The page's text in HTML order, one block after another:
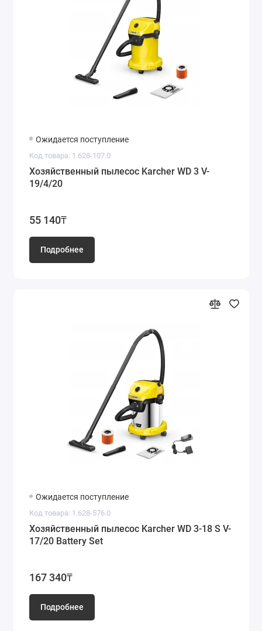
Ожидается поступление
Код товара: 1.628-107.0
Хозяйственный пылесос Karcher WD 3 V-
19/4/20
55 140₸
Подробнее
Ожидается поступление
Код товара: 1.628-576.0
Хозяйственный пылесос Karcher WD 3-18 S V-
17/20 Battery Set
167 340₸
Подробнее